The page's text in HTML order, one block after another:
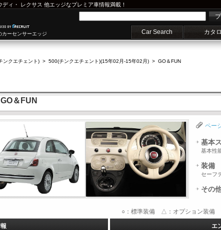
ディ ・ レクサス 他エッジなプレミア車情報満載！
ーセンサーエッジ Car Search カタ
ンクエチェント) > 500(チンクエチェント)(15年02月-15年02月) > GO＆FUN
＆FUN
ペー
基本
基本性
装備
セーフ
その
○：標準装備 △：オプション装備 -
エ